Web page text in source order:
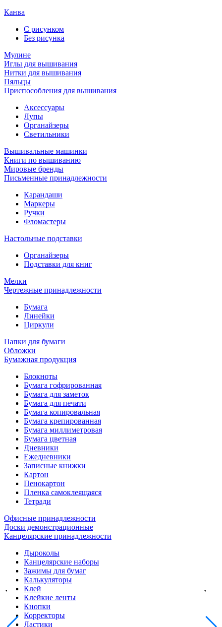
Канва
С рисунком
Без рисунка
Мулине
Иглы для вышивания
Нитки для вышивания
Пяльцы
Приспособления для вышивания
Аксессуары
Лупы
Органайзеры
Светильники
Вышивальные машинки
Книги по вышиванию
Мировые бренды
Письменные принадлежности
Карандаши
Маркеры
Ручки
Фломастеры
Настольные подставки
Органайзеры
Подставки для книг
Мелки
Чертежные принадлежности
Бумага
Линейки
Циркули
Папки для бумаги
Обложки
Бумажная продукция
Блокноты
Бумага гофрированная
Бумага для заметок
Бумага для печати
Бумага копировальная
Бумага крепированная
Бумага миллиметровая
Бумага цветная
Дневники
Ежедневники
Записные книжки
Картон
Пенокартон
Пленка самоклеящаяся
Тетради
Офисные принадлежности
Доски демонстрационные
Канцелярские принадлежности
Дыроколы
Канцелярские наборы
Зажимы для бумаг
Калькуляторы
Клей
Клейкие ленты
Кнопки
Корректоры
Ластики